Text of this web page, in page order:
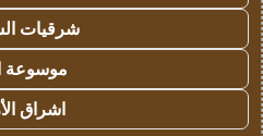
شرقيات
موسوعة
اشراق